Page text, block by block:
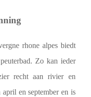
rhone alpes biedt
Zo kan ieder
recht aan rivier en
en september en is